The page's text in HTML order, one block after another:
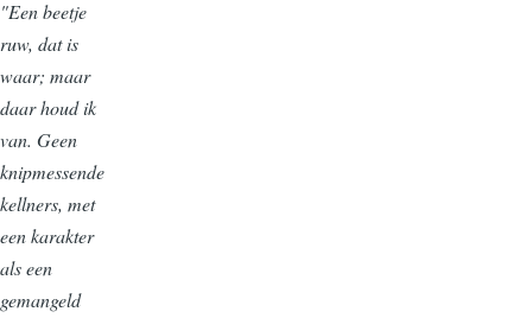
"Een beetje
ruw, dat is
waar; maar
daar houd ik
van. Geen
knipmessende
kellners, met
een karakter
als een
gemangeld